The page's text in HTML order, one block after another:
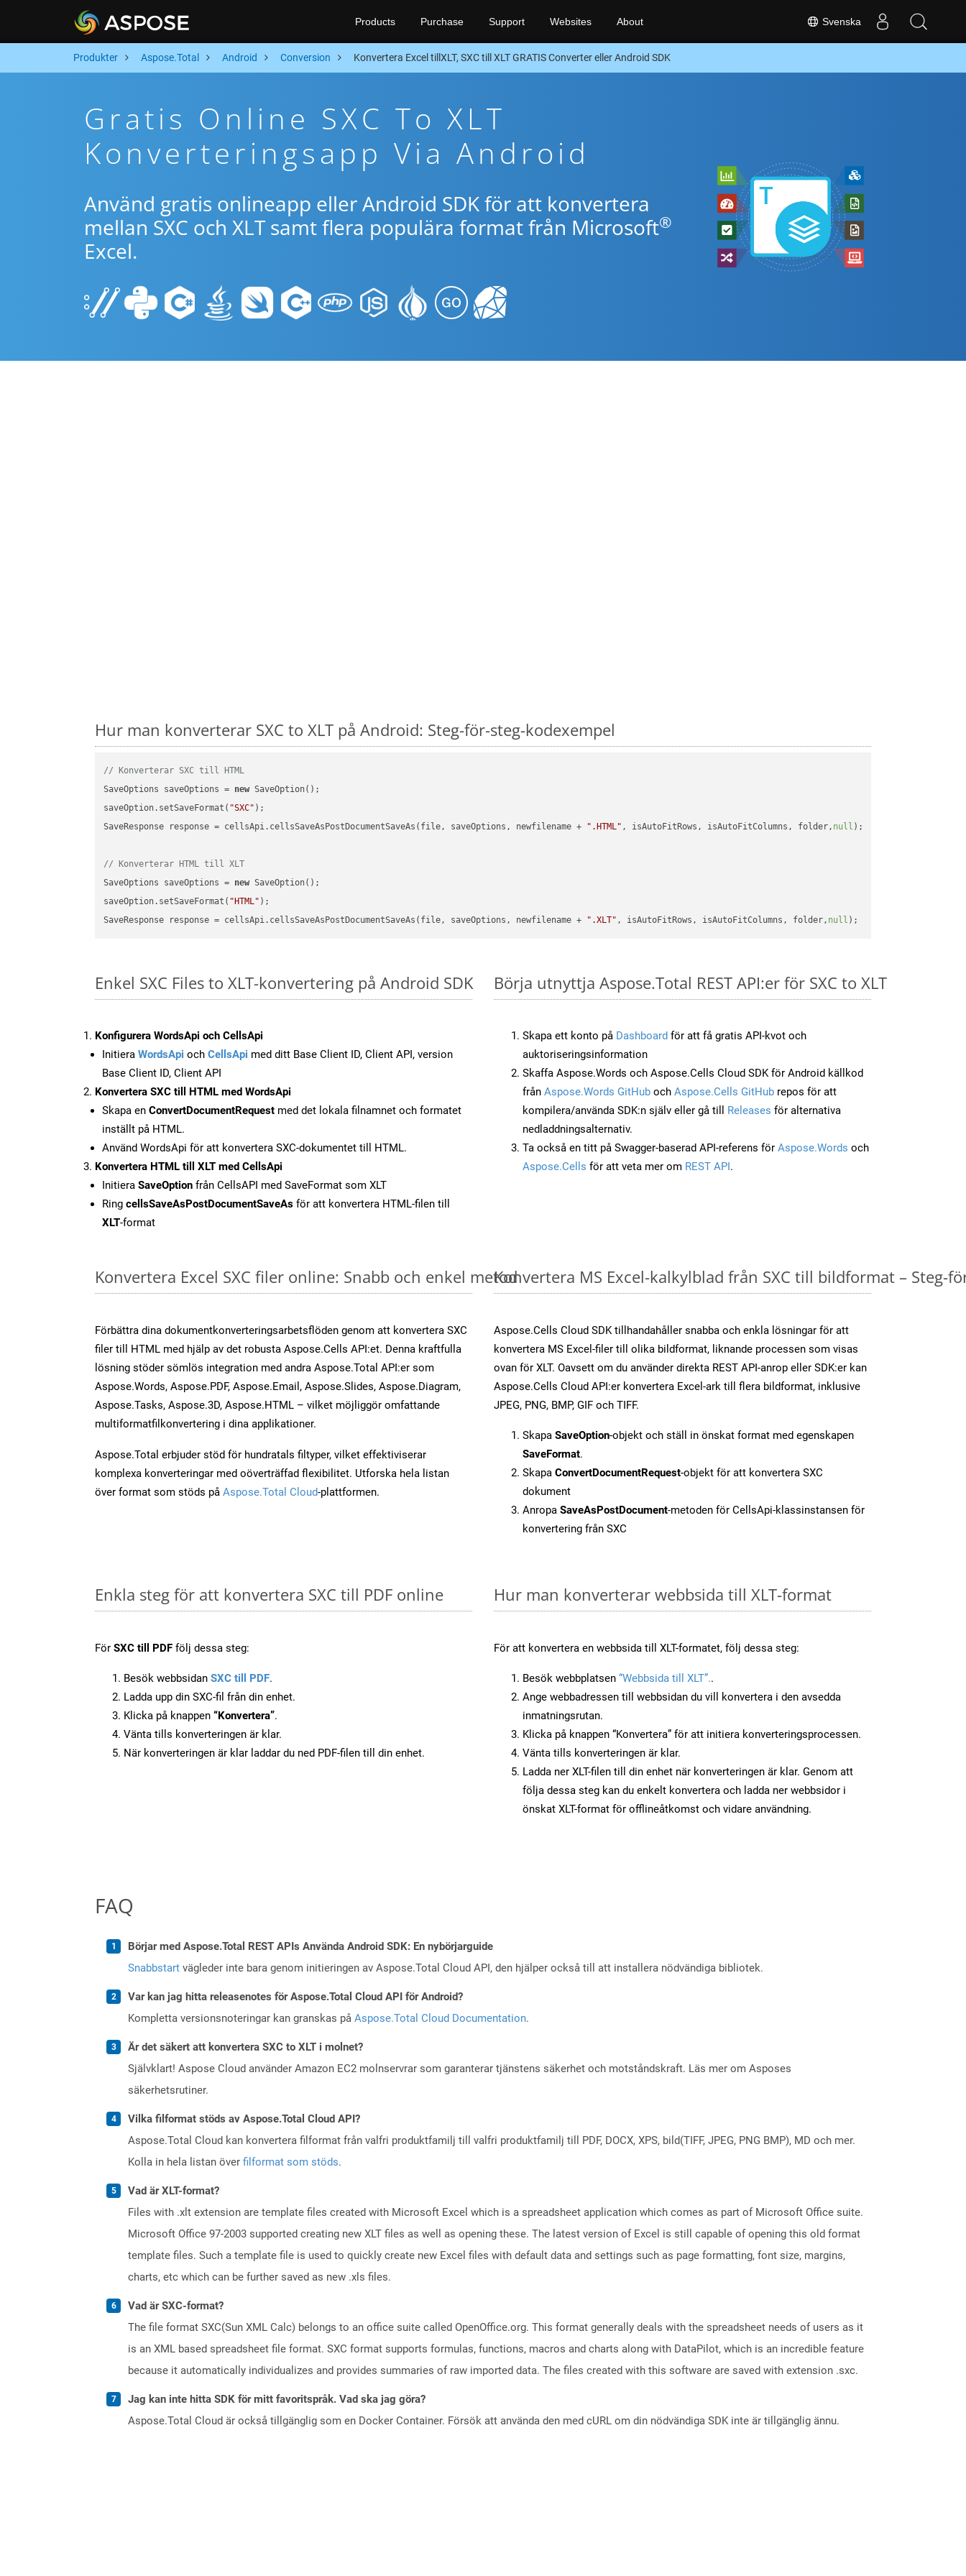
Svenska
Products Purchase Support Websites About
Produkter Aspose.Total Android Conversion Konvertera Excel tillXLT, SXC till XLT GRATIS Converter eller Android SDK
Gratis Online SXC To XLT
Konverteringsapp Via Android
Använd gratis onlineapp eller Android SDK för att konvertera
mellan SXC och XLT samt flera populära format från Microsoft®
Excel.
Hur man konverterar SXC to XLT på Android: Steg-för-steg-kodexempel
// Konverterar SXC till HTML
SaveOptions saveOptions = new SaveOption();
saveOption.setSaveFormat( "SXC" );
SaveResponse response = cellsApi.cellsSaveAsPostDocumentSaveAs(file, saveOptions, newfilename +
".HTML" , isAutoFitRows, isAutoFitColumns, folder, null );
// Konverterar HTML till XLT
SaveOptions saveOptions = new SaveOption();
saveOption.setSaveFormat( "HTML" );
SaveResponse response = cellsApi.cellsSaveAsPostDocumentSaveAs(file, saveOptions, newfilename +
".XLT" , isAutoFitRows, isAutoFitColumns, folder, null
Enkel SXC Files to XLT-konvertering på Android SDK
Konfigurera WordsApi och CellsApi
Initiera WordsApi och CellsApi med ditt Base Client ID, Client API, version
Base Client ID, Client API
Konvertera SXC till HTML med WordsApi
Skapa en ConvertDocumentRequest med det lokala filnamnet och formatet
inställt på HTML.
Använd WordsApi för att konvertera SXC-dokumentet till HTML.
Konvertera HTML till XLT med CellsApi
Initiera SaveOption från CellsAPI med SaveFormat som XLT
Ring cellsSaveAsPostDocumentSaveAs för att konvertera HTML-filen till
XLT-format
Börja utnyttja Aspose.Total REST API:er för SXC to XLT
Skapa ett konto på Dashboard för att få gratis API-kvot och
auktoriseringsinformation
Skaffa Aspose.Words och Aspose.Cells Cloud SDK för Android källkod
från Aspose.Words GitHub och Aspose.Cells GitHub repos för att
kompilera/använda SDK:n själv eller gå till Releases för alternativa
nedladdningsalternativ.
Ta också en titt på Swagger-baserad API-referens för Aspose.Words och
Aspose.Cells för att veta mer om REST API.
Konvertera Excel SXC filer online: Snabb och enkel metod
Förbättra dina dokumentkonverteringsarbetsflöden genom att konvertera SXC
filer till HTML med hjälp av det robusta Aspose.Cells API:et. Denna kraftfulla
lösning stöder sömlös integration med andra Aspose.Total API:er som
Aspose.Words, Aspose.PDF, Aspose.Email, Aspose.Slides, Aspose.Diagram,
Aspose.Tasks, Aspose.3D, Aspose.HTML – vilket möjliggör omfattande
multiformatfilkonvertering i dina applikationer.
Aspose.Total erbjuder stöd för hundratals filtyper, vilket effektiviserar
komplexa konverteringar med oöverträffad flexibilitet. Utforska hela listan
över format som stöds på Aspose.Total Cloud-plattformen.
Konvertera MS Excel-kalkylblad från SXC till bildformat – Steg-
Aspose.Cells Cloud SDK tillhandahåller snabba och enkla lösningar för att
konvertera MS Excel-filer till olika bildformat, liknande processen som visas
ovan för XLT. Oavsett om du använder direkta REST API-anrop eller SDK:er kan
Aspose.Cells Cloud API:er konvertera Excel-ark till flera bildformat, inklusive
JPEG, PNG, BMP, GIF och TIFF.
Skapa SaveOption-objekt och ställ in önskat format med egenskapen
SaveFormat.
Skapa ConvertDocumentRequest-objekt för att konvertera SXC
dokument
Anropa SaveAsPostDocument-metoden för CellsApi-klassinstansen för
konvertering från SXC
Enkla steg för att konvertera SXC till PDF online
För SXC till PDF följ dessa steg:
Besök webbsidan SXC till PDF.
Ladda upp din SXC-fil från din enhet.
Klicka på knappen “Konvertera”.
Vänta tills konverteringen är klar.
När konverteringen är klar laddar du ned PDF-filen till din enhet.
Hur man konverterar webbsida till XLT-format
För att konvertera en webbsida till XLT-formatet, följ dessa steg:
Besök webbplatsen “Webbsida till XLT”..
Ange webbadressen till webbsidan du vill konvertera i den avsedda
inmatningsrutan.
Klicka på knappen “Konvertera” för att initiera konverteringsprocessen.
Vänta tills konverteringen är klar.
Ladda ner XLT-filen till din enhet när konverteringen är klar. Genom att
följa dessa steg kan du enkelt konvertera och ladda ner webbsidor i
önskat XLT-format för offlineåtkomst och vidare användning.
FAQ
Börjar med Aspose.Total REST APIs Använda Android SDK: En nybörjarguide
Snabbstart vägleder inte bara genom initieringen av Aspose.Total Cloud API, den hjälper också till att installera nödvändiga bibliotek.
Var kan jag hitta releasenotes för Aspose.Total Cloud API för Android?
Kompletta versionsnoteringar kan granskas på Aspose.Total Cloud Documentation.
Är det säkert att konvertera SXC to XLT i molnet?
Självklart! Aspose Cloud använder Amazon EC2 molnservrar som garanterar tjänstens säkerhet och motståndskraft. Läs mer om Asposes
säkerhetsrutiner.
Vilka filformat stöds av Aspose.Total Cloud API?
Aspose.Total Cloud kan konvertera filformat från valfri produktfamilj till valfri produktfamilj till PDF, DOCX, XPS, bild(TIFF, JPEG, PNG BMP), MD och mer.
Kolla in hela listan över filformat som stöds.
Vad är XLT-format?
Files with .xlt extension are template files created with Microsoft Excel which is a spreadsheet application which comes as part of Microsoft Office suite.
Microsoft Office 97-2003 supported creating new XLT files as well as opening these. The latest version of Excel is still capable of opening this old format
template files. Such a template file is used to quickly create new Excel files with default data and settings such as page formatting, font size, margins,
charts, etc which can be further saved as new .xls files.
Vad är SXC-format?
The file format SXC(Sun XML Calc) belongs to an office suite called OpenOffice.org. This format generally deals with the spreadsheet needs of users as it
is an XML based spreadsheet file format. SXC format supports formulas, functions, macros and charts along with DataPilot, which is an incredible feature
because it automatically individualizes and provides summaries of raw imported data. The files created with this software are saved with extension .sxc.
Jag kan inte hitta SDK för mitt favoritspråk. Vad ska jag göra?
Aspose.Total Cloud är också tillgänglig som en Docker Container. Försök att använda den med cURL om din nödvändiga SDK inte är tillgänglig ännu.